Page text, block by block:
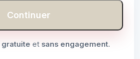
Continuer
gratuite et sans engagement.